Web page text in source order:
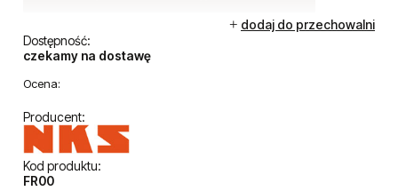
dodaj do przechowalni
Dostępność:
czekamy na dostawę
Ocena:
Producent:
Kod produktu:
FR00